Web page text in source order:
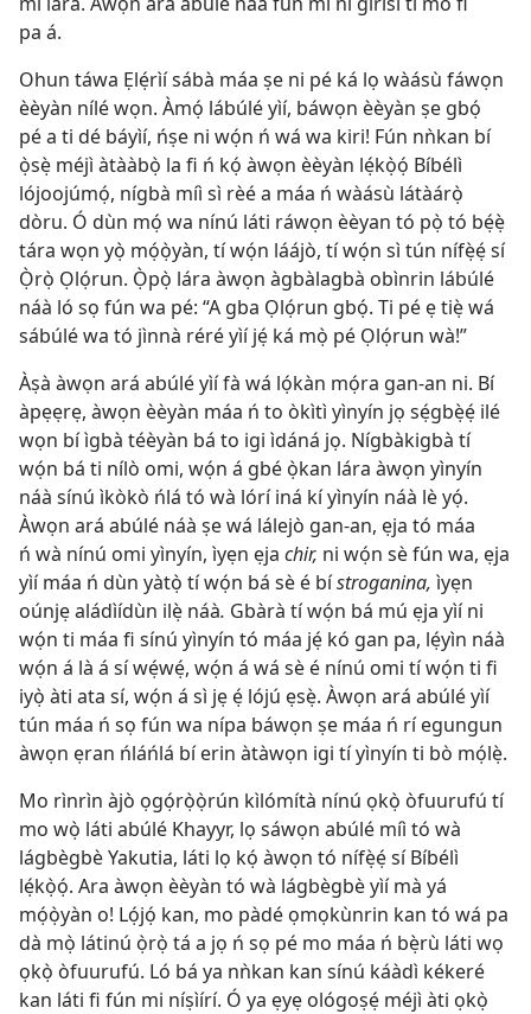
pa á.
Ohun táwa Ẹlẹ́rìí sábà máa ṣe ni pé ká lọ wàásù fáwọn
èèyàn nílé wọn. Àmọ́ lábúlé yìí, báwọn èèyàn ṣe gbọ́
pé a ti dé báyìí, ńṣe ni wọ́n ń wá wa kiri! Fún nǹkan bí
ọ̀sẹ̀ méjì àtààbọ̀ la fi ń kọ́ àwọn èèyàn lẹ́kọ̀ọ́ Bíbélì
lójoojúmọ́, nígbà míì sì rèé a máa ń wàásù látàárọ̀
dòru. Ó dùn mọ́ wa nínú láti ráwọn èèyan tó pọ̀ tó bẹ́ẹ̀
tára wọn yọ̀ mọ́ọ̀yàn, tí wọ́n láájò, tí wọ́n sì tún nífẹ̀ẹ́ sí
Ọ̀rọ̀ Ọlọ́run. Ọ̀pọ̀ lára àwọn àgbàlagbà obìnrin lábúlé
náà ló sọ fún wa pé: “A gba Ọlọ́run gbọ́. Ti pé ẹ tiẹ̀ wá
sábúlé wa tó jìnnà réré yìí jẹ́ ká mọ̀ pé Ọlọ́run wà!”
Àṣà àwọn ará abúlé yìí fà wá lọ́kàn mọ́ra gan-an ni. Bí
àpẹẹrẹ, àwọn èèyàn máa ń to òkìtì yìnyín jọ sẹ́gbẹ̀ẹ́ ilé
wọn bí ìgbà téèyàn bá to igi ìdáná jọ. Nígbàkigbà tí
wọ́n bá ti nílò omi, wọ́n á gbé ọ̀kan lára àwọn yìnyín
náà sínú ìkòkò ńlá tó wà lórí iná kí yìnyín náà lè yọ́.
Àwọn ará abúlé náà ṣe wá lálejò gan-an, ẹja tó máa
ń wà nínú omi yìnyín, ìyẹn ẹja chir, ni wọ́n sè fún wa, ẹja
yìí máa ń dùn yàtọ̀ tí wọ́n bá sè é bístroganina, ìyẹn
oúnjẹ aládìídùn ilẹ̀ náà. Gbàrà tí wọ́n bá mú ẹja yìí ni
wọ́n ti máa fi sínú yìnyín tó máa jẹ́ kó gan pa, lẹ́yìn náà
wọ́n á là á sí wẹ́wẹ́, wọ́n á wá sè é nínú omi tí wọ́n ti fi
iyọ̀ àti ata sí, wọ́n á sì jẹ ẹ́ lójú ẹsẹ̀. Àwọn ará abúlé yìí
tún máa ń sọ fún wa nípa báwọn ṣe máa ń rí egungun
àwọn ẹran ńláńlá bí erin àtàwọn igi tí yìnyín ti bò mọ́lẹ̀.
Mo rìnrìn àjò ọgọ́rọ̀ọ̀rún kìlómítà nínú ọkọ̀ òfuurufú tí
mo wọ̀ láti abúlé Khayyr, lọ sáwọn abúlé míì tó wà
lágbègbè Yakutia, láti lọ kọ́ àwọn tó nífẹ̀ẹ́ sí Bíbélì
lẹ́kọ̀ọ́. Ara àwọn èèyàn tó wà lágbègbè yìí mà yá
mọ́ọ̀yàn o! Lọ́jọ́ kan, mo pàdé ọmọkùnrin kan tó wá pa
dà mọ̀ látinú ọ̀rọ̀ tá a jọ ń sọ pé mo máa ń bẹ̀rù láti wọ
ọkọ̀ òfuurufú. Ló bá ya nǹkan kan sínú káàdì kékeré
kan láti fi fún mi níṣìírí. Ó ya ẹyẹ ológoṣẹ́ méjì àti ọkọ̀